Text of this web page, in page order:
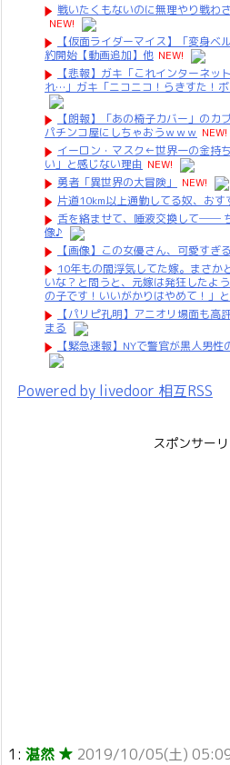
戦いたくもないのに無理やり戦わ
NEW!
【仮面ライダーマイス】「変身ベ
約開始【動画追加】他 NEW!
【悲報】ガキ「これインターネッ
れ…」ガキ「ニコニコ！らきすた！
【朗報】「あの椅子カバー」のカ
パチンコ屋にしちゃおうｗｗｗ NEW!
イーロン・マスク←世界一の金持
い」と感じない理由 NEW!
勇者「異世界の大冒険」
NEW!
片道10km以上通勤してる奴、おす
舌を絡ませて、唾液交換して──
像♪
【画像】この女優さん、可愛すぎる
10年もの間浮気してた嫁。まさか
いな？と問うと、元嫁は発狂したよ
の子です！いいがかりはやめて！」
【パリピ孔明】アニオリ場面も
まる
【緊急速報】NYで警官が黒人男
Powered by livedoor 相互RSS
スポンサー
1: 湛然 ★ 2019/10/05(土)